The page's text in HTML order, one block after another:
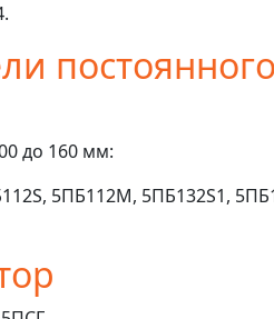
постоянного
до 160 мм:
5ПБ112M, 5ПБ132S1,